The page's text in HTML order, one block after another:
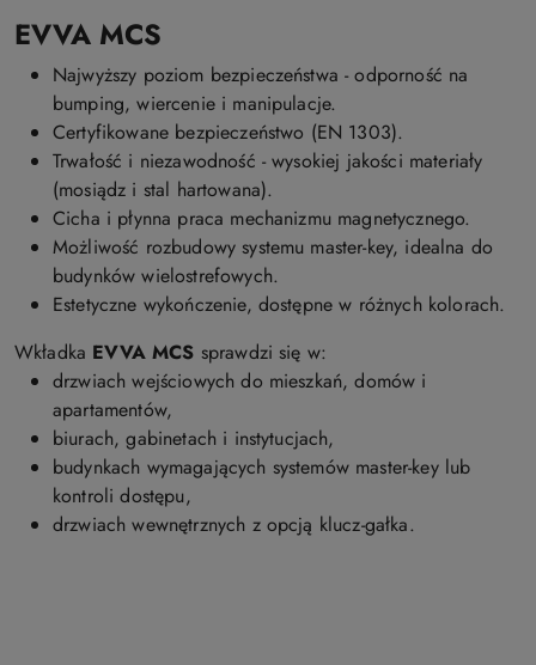
EVVA MCS
Najwyższy poziom bezpieczeństwa - odporność na
bumping, wiercenie i manipulacje.
Certyfikowane bezpieczeństwo (EN 1303).
Trwałość i niezawodność - wysokiej jakości materiały
(mosiądz i stal hartowana).
Cicha i płynna praca mechanizmu magnetycznego.
Możliwość rozbudowy systemu master-key, idealna do
budynków wielostrefowych.
Estetyczne wykończenie, dostępne w różnych kolorach.
Wkładka EVVA MCS sprawdzi się w:
drzwiach wejściowych do mieszkań, domów i
apartamentów,
biurach, gabinetach i instytucjach,
budynkach wymagających systemów master-key lub
kontroli dostępu,
drzwiach wewnętrznych z opcją klucz-gałka.